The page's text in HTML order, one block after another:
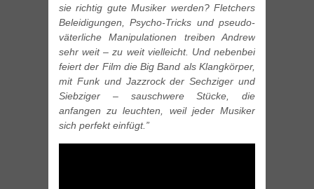
sie richtig gute Musiker werden? Fletchers
Beleidigungen, Psycho-Tricks und pseudo-
väterliche Manipulationen treiben Andrew
sehr weit – zu weit vielleicht. Und nebenbei
feiert der Film die Big Band als Klangkörper,
mit Funk und Jazzrock der Sechziger und
Siebziger – sauschwere Stücke, die
anfangen zu leuchten, weil jeder Musiker
sich perfekt einfügt.”